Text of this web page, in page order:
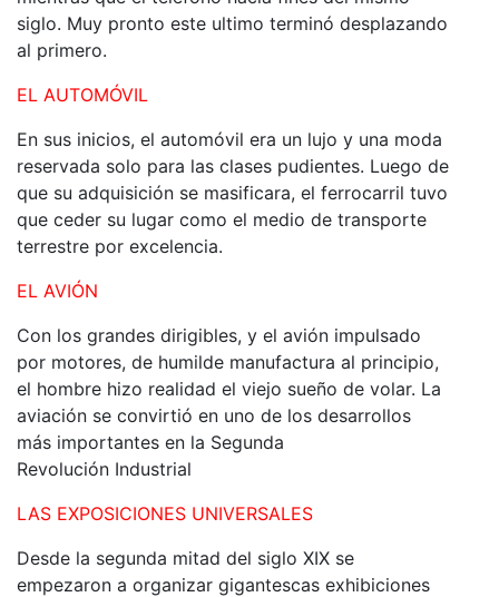
siglo. Muy pronto este ultimo terminó desplazando
al primero.
EL AUTOMÓVIL
En sus inicios, el automóvil era un lujo y una moda
reservada solo para las clases pudientes. Luego de
que su adquisición se masificara, el ferrocarril tuvo
que ceder su lugar como el medio de transporte
terrestre por excelencia.
EL AVIÓN
Con los grandes dirigibles, y el avión impulsado
por motores, de humilde manufactura al principio,
el hombre hizo realidad el viejo sueño de volar. La
aviación se convirtió en uno de los desarrollos
más importantes en la Segunda
Revolución Industrial
LAS EXPOSICIONES UNIVERSALES
Desde la segunda mitad del siglo XIX se
empezaron a organizar gigantescas exhibiciones